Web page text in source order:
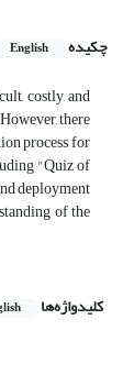
چکیده
English
costly, and
there
process for
"Quiz of
deployment
of the
کلیدواژه‌ها